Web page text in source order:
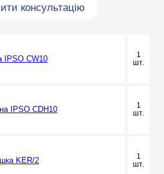
консультацію
IPSO CW10
1
шт.
IPSO CDH10
1
шт.
KER/2
1
шт.